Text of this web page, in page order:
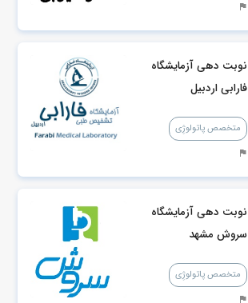
نوبت دهی آزمایشگاه
فارابی اردبیل
متخصص پاتولوژِی
نوبت دهی آزمایشگاه
سروش مشهد
متخصص پاتولوژِی